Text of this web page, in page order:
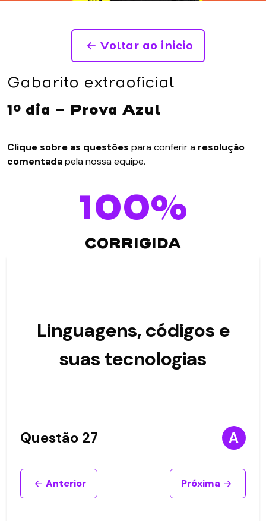
Voltar ao inicio
Gabarito extraoficial
1º dia - Prova Azul
Clique sobre as questões para conferir a resolução
comentadapela nossa equipe.
100%
CORRIGIDA
Linguagens, códigos e
suas tecnologias
Questão 27 A
Anterior Próxima